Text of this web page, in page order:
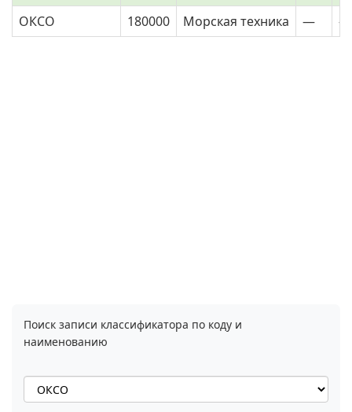
ОКСО
180000 Морская техника — —
Поиск записи классификатора по коду и
наименованию